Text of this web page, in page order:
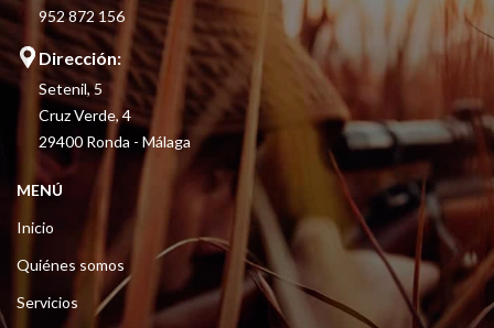
952 872 156
Dirección:
Setenil, 5
Cruz Verde, 4
29400 Ronda - Málaga
MENÚ
Inicio
Quiénes somos
Servicios